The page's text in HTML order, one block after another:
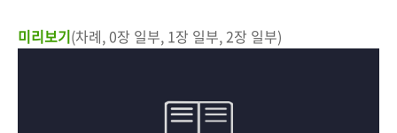
미리보기(차례, 0장 일부, 1장 일부, 2장 일부)